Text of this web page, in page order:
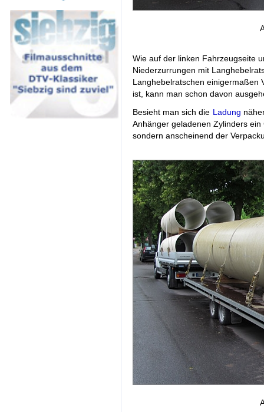
Wie auf der linken Fahrzeugseite
Niederzurrungen mit
Langhebelratschen einigermaßen
ist, kann man schon davon
Besieht man sich die Ladung
Anhänger geladenen Zylinders
sondern anscheinend der